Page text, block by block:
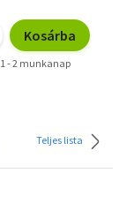
Kosárba
1 - 2 munkanap
Teljes lista